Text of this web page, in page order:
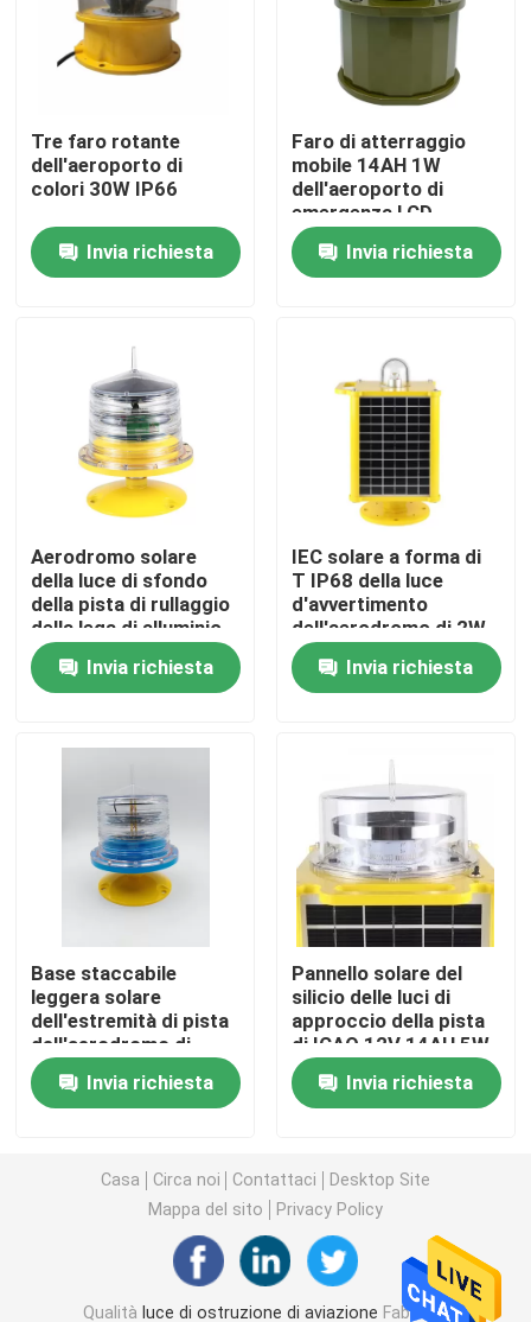
Prodotti
Circa noi
Controllo di qualità
Contattici
Richieda una citazione
luce di ostruzione di aviazione
Fari di atterraggio della piazzola di eliporto
Luci alimentate solari di moto
Luce d'avvertimento di traffico solare
Luci di avvertimento degli aerei
Tre faro rotante
dell'aeroporto di
colori 30W IP66
Invia richiesta
Faro di atterraggio
mobile 14AH 1W
dell'aeroporto di
emergenza LCD
dell'esposizione
Invia richiesta
Aerodromo solare
della luce di sfondo
della pista di rullaggio
della lega di alluminio
12AH
Invia richiesta
IEC solare a forma di
T IP68 della luce
d'avvertimento
dell'aerodromo di 2W
12V 9AH
Invia richiesta
Base staccabile
leggera solare
dell'estremità di pista
dell'aerodromo di
12AH 3.2V 6.4V
Invia richiesta
Pannello solare del
silicio delle luci di
approccio della pista
di ICAO 12V 14AH 5W
Invia richiesta
Casa Circa noi Contattaci
Desktop Site
Mappa del sito
Privacy Policy
Qualità luce di ostruzione di aviazione Fabbrica